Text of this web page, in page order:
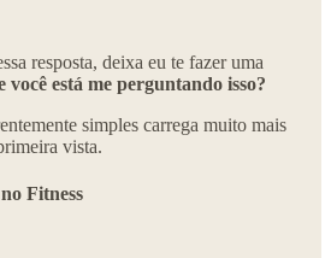
resposta, deixa eu te fazer uma
você está me perguntando isso?
simples carrega muito mais
vista.
Fitness